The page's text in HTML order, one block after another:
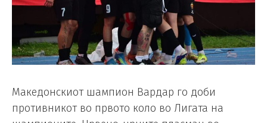
Македонскиот шампион Вардар го доби
противникот во првото коло во Лигата на